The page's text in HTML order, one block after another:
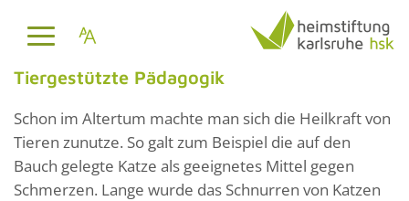
Tiergestützte Pädagogik
Schon im Altertum machte man sich die Heilkraft von
Tieren zunutze. So galt zum Beispiel die auf den
Bauch gelegte Katze als geeignetes Mittel gegen
Schmerzen. Lange wurde das Schnurren von Katzen